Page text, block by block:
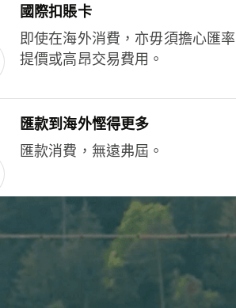
國際扣賬卡
即使在海外消費，亦毋須擔心匯率
提價或高昂交易費用。
匯款到海外慳得更多
匯款消費，無遠弗屆。